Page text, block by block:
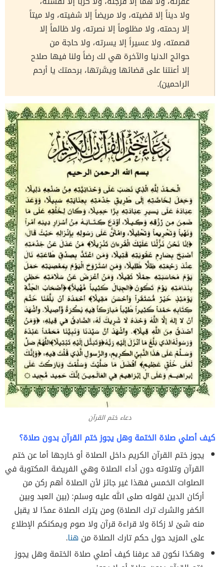
ولا ديناً إلا قضيته، ولا مريضاً إلا شفيته، ولا ميتاً
إلا رحمته، ولا مظلوماً إلا نصرته، ولا ظالماً إلا
قصمته، ولا عسيراً إلا يسرته، ولا حاجة من
حوائج الدنيا والآخرة هي لك رضاً ولنا فيها صلاح
إلا أعنتنا على قضائها ويسَّرتها، برحمتك يا أرحم
الراحمين).
دعاء ختم القرآن
كيف أصلي صلاة الختمة وهل يجوز ختم القرآن بدون صلاة؟
يجوز ختم القرآن الكريم داخل الصلاة أو خارجها أما عن ختم
القرآن وتلاوته دون أداء الصلاة وهي الفريضة المكتوبة في
الصلوات الخمس فهذا غير جائز لأن الصلاة أهم ركن من
أركان الدين لقوله صلى الله عليه وسلم: (بين العبد وبين
الكفر والشرك ترك الصلاة) ومن يترك الصلاة عمدًا لا يقبل
منه شئ لا زكاة ولا قراءة قرآن ولا صوم ويمكنكم الإطلاع
على المزيد حول حكم تارك الصلاة من هنا.
وهكذا نكون قد عرفنا كيف أصلي صلاة الختمة وهل يجوز